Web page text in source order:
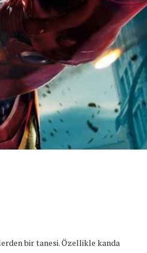
bir tanesi. Özellikle kanda